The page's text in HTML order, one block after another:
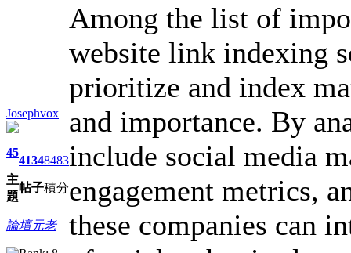
Josephvox
45
主
題
4134
帖子
8483
積分
論壇元老
Among the list of
website link indexing
prioritize and index
and importance. By
include social media
engagement metrics,
these companies can